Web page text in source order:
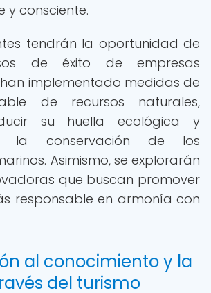
y consciente.
tendrán la oportunidad de
de éxito de empresas
implementado medidas de
de recursos naturales,
su huella ecológica y
la conservación de los
Asimismo, se explorarán
que buscan promover
responsable en armonía con
al conocimiento y la
del turismo